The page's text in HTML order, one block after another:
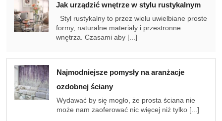
Jak urządzić wnętrze w stylu rustykalnym
Styl rustykalny to przez wielu uwielbiane proste
formy, naturalne materiały i przestronne
wnętrza. Czasami aby [...]
Najmodniejsze pomysły na aranżacje
ozdobnej ściany
Wydawać by się mogło, że prosta ściana nie
może nam zaoferować nic więcej niż tylko [...]